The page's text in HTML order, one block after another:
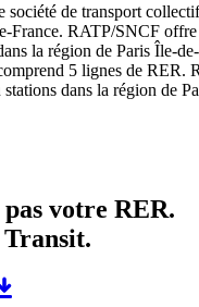
société de transport
France. RATP/SNCF
la région de Paris Île-
5 lignes de RER.
stations dans la région de
votre RER.